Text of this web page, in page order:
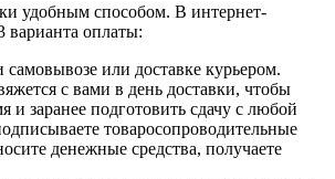
удобным способом. В интернет-
варианта оплаты:
или доставке курьером.
с вами в день доставки, чтобы
и заранее подготовить сдачу с любой
товаросопроводительные
денежные средства, получаете